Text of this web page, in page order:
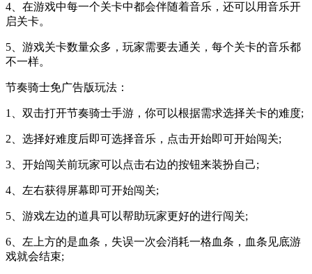
4、在游戏中每一个关卡中都会伴随着音乐，还可以用音乐开
启关卡。
5、游戏关卡数量众多，玩家需要去通关，每个关卡的音乐都
不一样。
节奏骑士免广告版玩法：
1、双击打开节奏骑士手游，你可以根据需求选择关卡的难度;
2、选择好难度后即可选择音乐，点击开始即可开始闯关;
3、开始闯关前玩家可以点击右边的按钮来装扮自己;
4、左右获得屏幕即可开始闯关;
5、游戏左边的道具可以帮助玩家更好的进行闯关;
6、左上方的是血条，失误一次会消耗一格血条，血条见底游
戏就会结束;